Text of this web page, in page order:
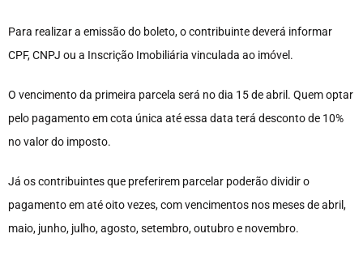
Para realizar a emissão do boleto, o contribuinte deverá informar
CPF, CNPJ ou a Inscrição Imobiliária vinculada ao imóvel.
O vencimento da primeira parcela será no dia 15 de abril. Quem optar
pelo pagamento em cota única até essa data terá desconto de 10%
no valor do imposto.
Já os contribuintes que preferirem parcelar poderão dividir o
pagamento em até oito vezes, com vencimentos nos meses de abril,
maio, junho, julho, agosto, setembro, outubro e novembro.